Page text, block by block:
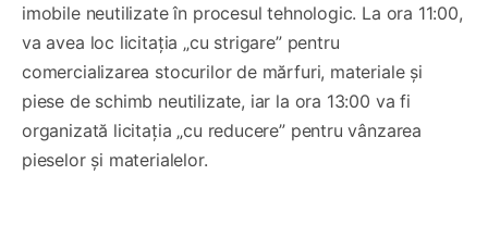
imobile neutilizate în procesul tehnologic. La ora 11:00,
va avea loc licitația „cu strigare” pentru
comercializarea stocurilor de mărfuri, materiale și
piese de schimb neutilizate, iar la ora 13:00 va fi
organizată licitația „cu reducere” pentru vânzarea
pieselor și materialelor.